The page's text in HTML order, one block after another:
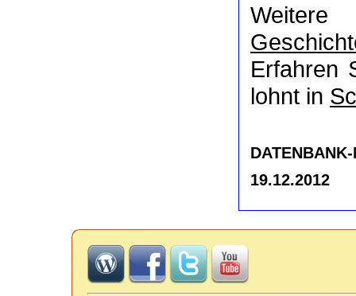
Weitere
Erfahren
lohnt in
19.12.2012